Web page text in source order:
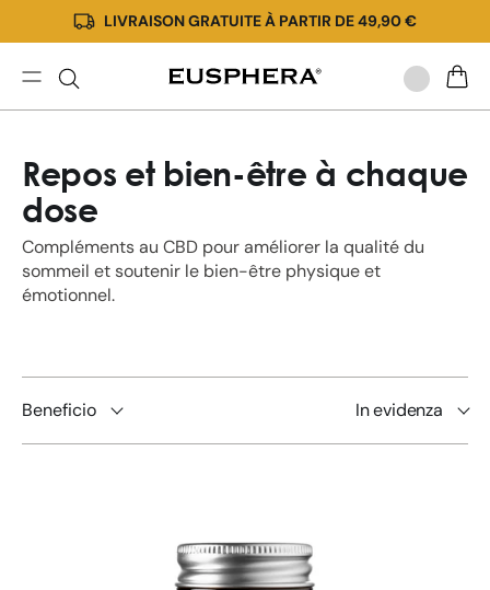
Ignorer
et passer
au
contenu
LIVRAISON GRATUITE À PARTIR DE 49,90 €
Eusphère
Repos et bien-être à chaque
dose
Compléments au CBD pour améliorer la qualité du
sommeil et soutenir le bien-être physique et
émotionnel.
Beneficio In evidenza